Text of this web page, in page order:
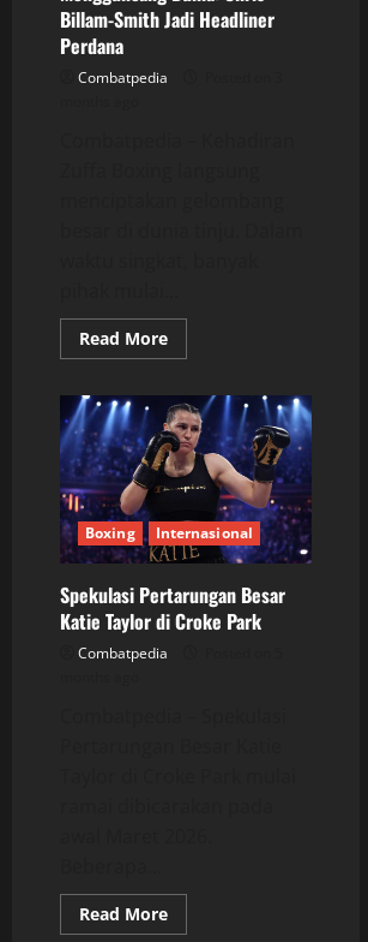
Billam-Smith Jadi Headliner
Perdana
Combatpedia
Read MoreRead
more
Boxing
Resmi
Mengguncang
Dunia:
Chris
Billam-
Jadi
Headliner
Perdana
Boxing Internasional
Spekulasi Pertarungan Besar
Katie Taylor di Croke Park
Combatpedia
Read MoreRead
more